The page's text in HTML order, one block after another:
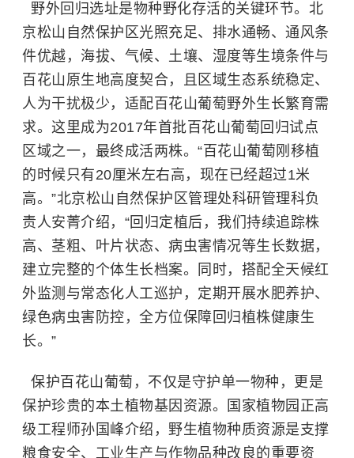
野外回归选址是物种野化存活的关键环节。北
京松山自然保护区光照充足、排水通畅、通风条
件优越，海拔、气候、土壤、湿度等生境条件与
百花山原生地高度契合，且区域生态系统稳定、
人为干扰极少，适配百花山葡萄野外生长繁育需
求。这里成为2017年首批百花山葡萄回归试点
区域之一，最终成活两株。“百花山葡萄刚移植
的时候只有20厘米左右高，现在已经超过1米
高。”北京松山自然保护区管理处科研管理科负
责人安菁介绍，“回归定植后，我们持续追踪株
高、茎粗、叶片状态、病虫害情况等生长数据，
建立完整的个体生长档案。同时，搭配全天候红
外监测与常态化人工巡护，定期开展水肥养护、
绿色病虫害防控，全方位保障回归植株健康生
长。”
保护百花山葡萄，不仅是守护单一物种，更是
保护珍贵的本土植物基因资源。
国家植物园 正高
级工程师孙国峰介绍，野生植物种质资源是支撑
粮食安全、工业生产与作物品种改良的重要资